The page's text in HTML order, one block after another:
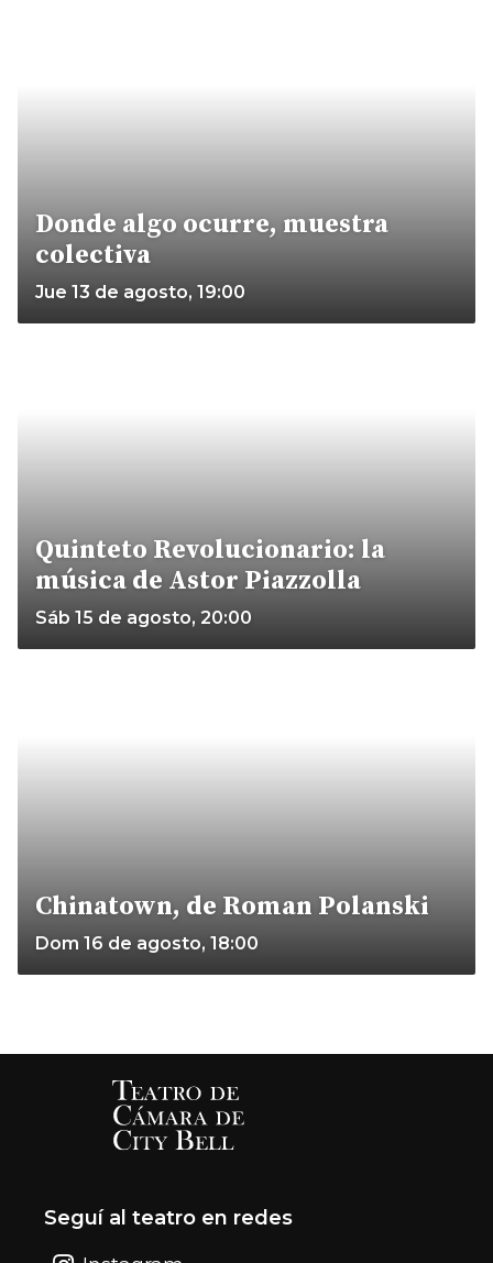
Donde algo ocurre, muestra
colectiva
Jue 13 de agosto, 19:00
Quinteto Revolucionario: la
música de Astor Piazzolla
Sáb 15 de agosto, 20:00
Chinatown, de Roman Polanski
Dom 16 de agosto, 18:00
Seguí al teatro en redes